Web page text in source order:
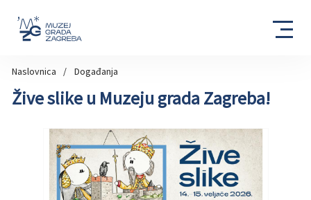
Naslovnica Događanja
Žive slike u Muzeju grada Zagreba!